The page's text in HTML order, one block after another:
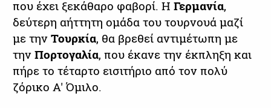
που έχει ξεκάθαρο φαβορί. Η Γερμανία,
δεύτερη αήττητη ομάδα του τουρνουά μαζί
με τηνΤουρκία, θα βρεθεί αντιμέτωπη με
τηνΠορτογαλία, που έκανε την έκπληξη και
πήρε το τέταρτο εισιτήριο από τον πολύ
ζόρικο Α' Όμιλο.